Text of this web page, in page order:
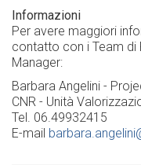
Informazioni
Per avere maggiori
contatto con i Team
Manager:
Barbara Angelini -
CNR - Unità
Tel. 06.49932415
E-mail